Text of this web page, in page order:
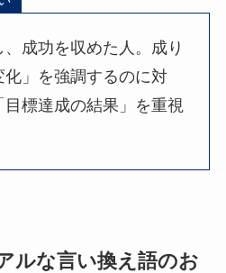
成功を収めた人。成り
」を強調するのに対
目標達成の結果」を重視
ルな言い換え語のお